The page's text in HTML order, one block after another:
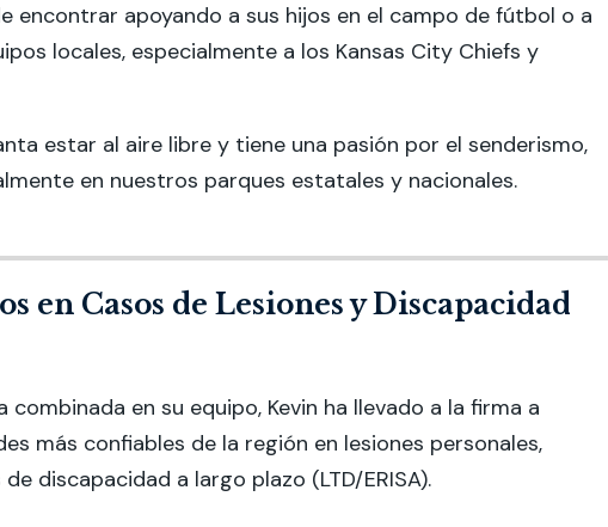
encontrar apoyando a sus hijos en el campo de fútbol o a
locales, especialmente a los Kansas City Chiefs y
estar al aire libre y tiene una pasión por el senderismo,
en nuestros parques estatales y nacionales.
en Casos de Lesiones y Discapacidad
en su equipo, Kevin ha llevado a la firma a
más confiables de la región en lesiones personales,
discapacidad a largo plazo (LTD/ERISA).